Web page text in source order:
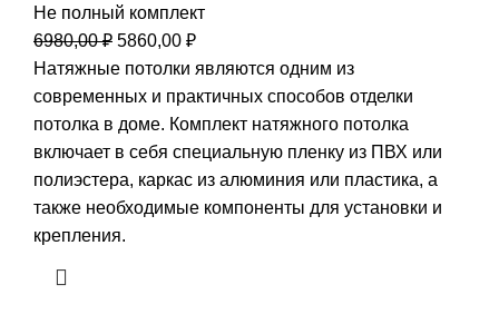
Не полный комплект
6980,00₽ Первоначальная
цена
составляла
6980,00 ₽.
5860,00 ₽Текущая
цена:
5860,00 ₽.
Натяжные потолки являются одним из
современных и практичных способов отделки
потолка в доме. Комплект натяжного потолка
включает в себя специальную пленку из ПВХ или
полиэстера, каркас из алюминия или пластика, а
также необходимые компоненты для установки и
крепления.